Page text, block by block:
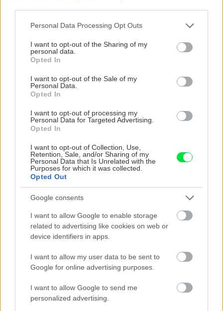
Please note that this website/app uses one or more Google
not limited to your visit or usage behaviour. You may click to
grant or deny consent to Google and its third-party tags to
use your data for below specified purposes in below Google
consent section.
Personal Data Processing Opt Outs
I want to opt-out of the Sharing of my
personal data.
Opted In
I want to opt-out of the Sale of my
Personal Data.
Opted In
I want to opt-out of processing my
Personal Data for Targeted Advertising.
Opted In
I want to opt-out of Collection, Use,
Retention, Sale, and/or Sharing of my
Personal Data that Is Unrelated with the
Purposes for which it was collected.
Opted Out
Google consents
I want to allow Google to enable storage
related to advertising like cookies on web or
device identifiers in apps.
I want to allow my user data to be sent to
Google for online advertising purposes.
I want to allow Google to send me
personalized advertising.
predávaný v Kauflande alebo Lídli.
ZÁHRADA
Trvalky, ktoré znesú
sucho a teplo? Tieto
vysaďte na miesta, na
ktoré slnko svieti celý
Nemusí to byť len
levanduľa! 7 fialových
vašu záhradu